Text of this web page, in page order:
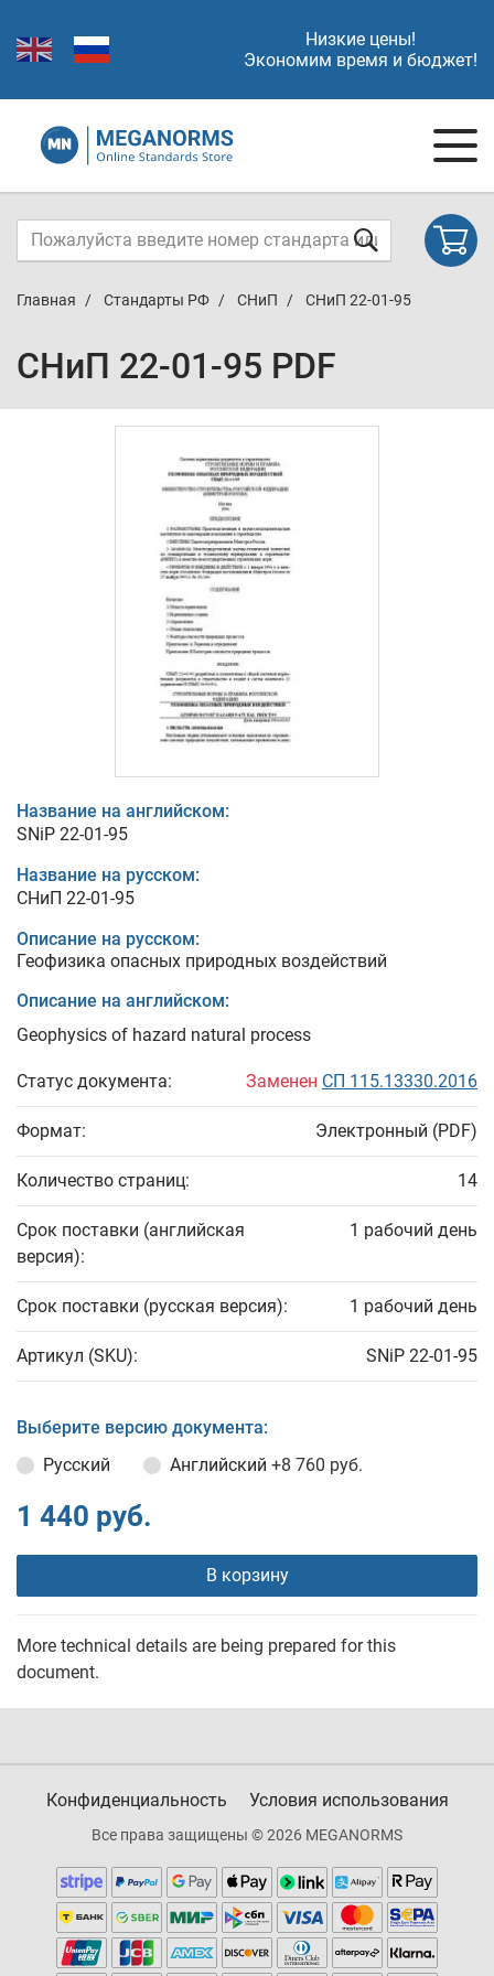
Низкие цены!
Экономим время и бюджет!
Главная Стандарты РФ СНиП СНиП 22-01-95
СНиП 22-01-95 PDF
Название на английском:
SNiP 22-01-95
Название на русском:
СНиП 22-01-95
Описание на русском:
Геофизика опасных природных воздействий
Описание на английском:
Geophysics of hazard natural process
Статус документа: Заменен СП 115.13330.2016
Формат: Электронный (PDF)
Количество страниц: 14
Срок поставки (английская
версия):
1 рабочий день
Срок поставки (русская версия): 1 рабочий день
Артикул (SKU): SNiP 22-01-95
Выберите версию документа:
Русский
Английский +8 760 руб.
1 440 руб.
В корзину
More technical details are being prepared for this
document.
Конфиденциальность Условия использования
Все права защищены © 2026 MEGANORMS